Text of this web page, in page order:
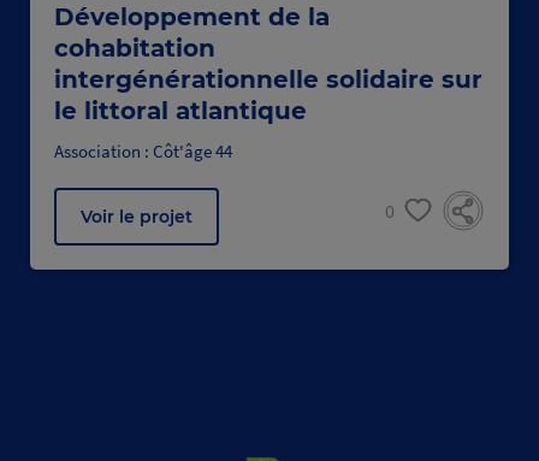
Développement de la
cohabitation
intergénérationnelle solidaire sur
le littoral atlantique
Association : Côt'âge 44
Voir le projet 0